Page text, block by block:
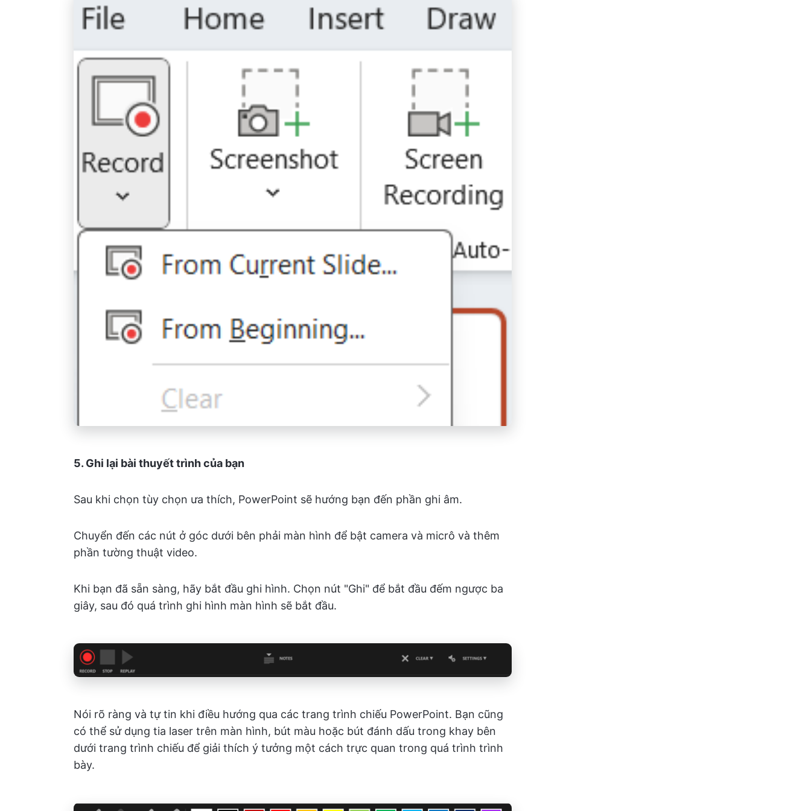
5. Ghi lại bài thuyết trình của bạn
Sau khi chọn tùy chọn ưa thích, PowerPoint sẽ hướng bạn đến phần ghi âm.
Chuyển đến các nút ở góc dưới bên phải màn hình để bật camera và micrô và thêm
phần tường thuật video.
Khi bạn đã sẵn sàng, hãy bắt đầu ghi hình. Chọn nút "Ghi" để bắt đầu đếm ngược ba
giây, sau đó quá trình ghi hình màn hình sẽ bắt đầu.
Nói rõ ràng và tự tin khi điều hướng qua các trang trình chiếu PowerPoint. Bạn cũng
có thể sử dụng tia laser trên màn hình, bút màu hoặc bút đánh dấu trong khay bên
dưới trang trình chiếu để giải thích ý tưởng một cách trực quan trong quá trình trình
bày.